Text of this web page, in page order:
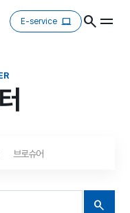
E-service
브로슈어